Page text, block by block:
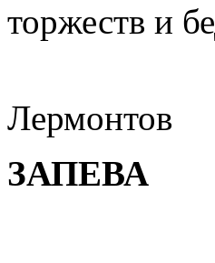
торжеств и
Лермонтов
ЗАПЕВА